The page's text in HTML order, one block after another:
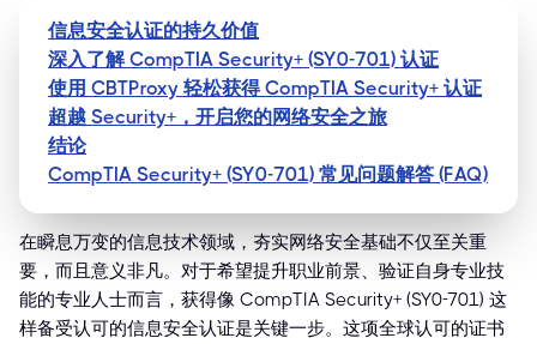
信息安全认证的持久价值
深入了解 CompTIA Security+ (SY0-701) 认证
使用 CBTProxy 轻松获得 CompTIA Security+ 认证
超越 Security+，开启您的网络安全之旅
结论
CompTIA Security+ (SY0-701) 常见问题解答 (FAQ)
在瞬息万变的信息技术领域，夯实网络安全基础不仅至关重
要，而且意义非凡。对于希望提升职业前景、验证自身专业技
能的专业人士而言，获得像 CompTIA Security+ (SY0-701) 这
样备受认可的信息安全认证是关键一步。这项全球认可的证书